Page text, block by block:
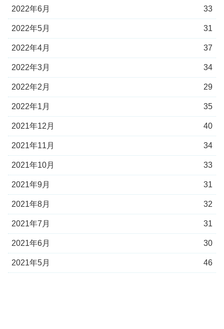
2022年6月 33
2022年5月 31
2022年4月 37
2022年3月 34
2022年2月 29
2022年1月 35
2021年12月 40
2021年11月 34
2021年10月 33
2021年9月 31
2021年8月 32
2021年7月 31
2021年6月 30
2021年5月 46